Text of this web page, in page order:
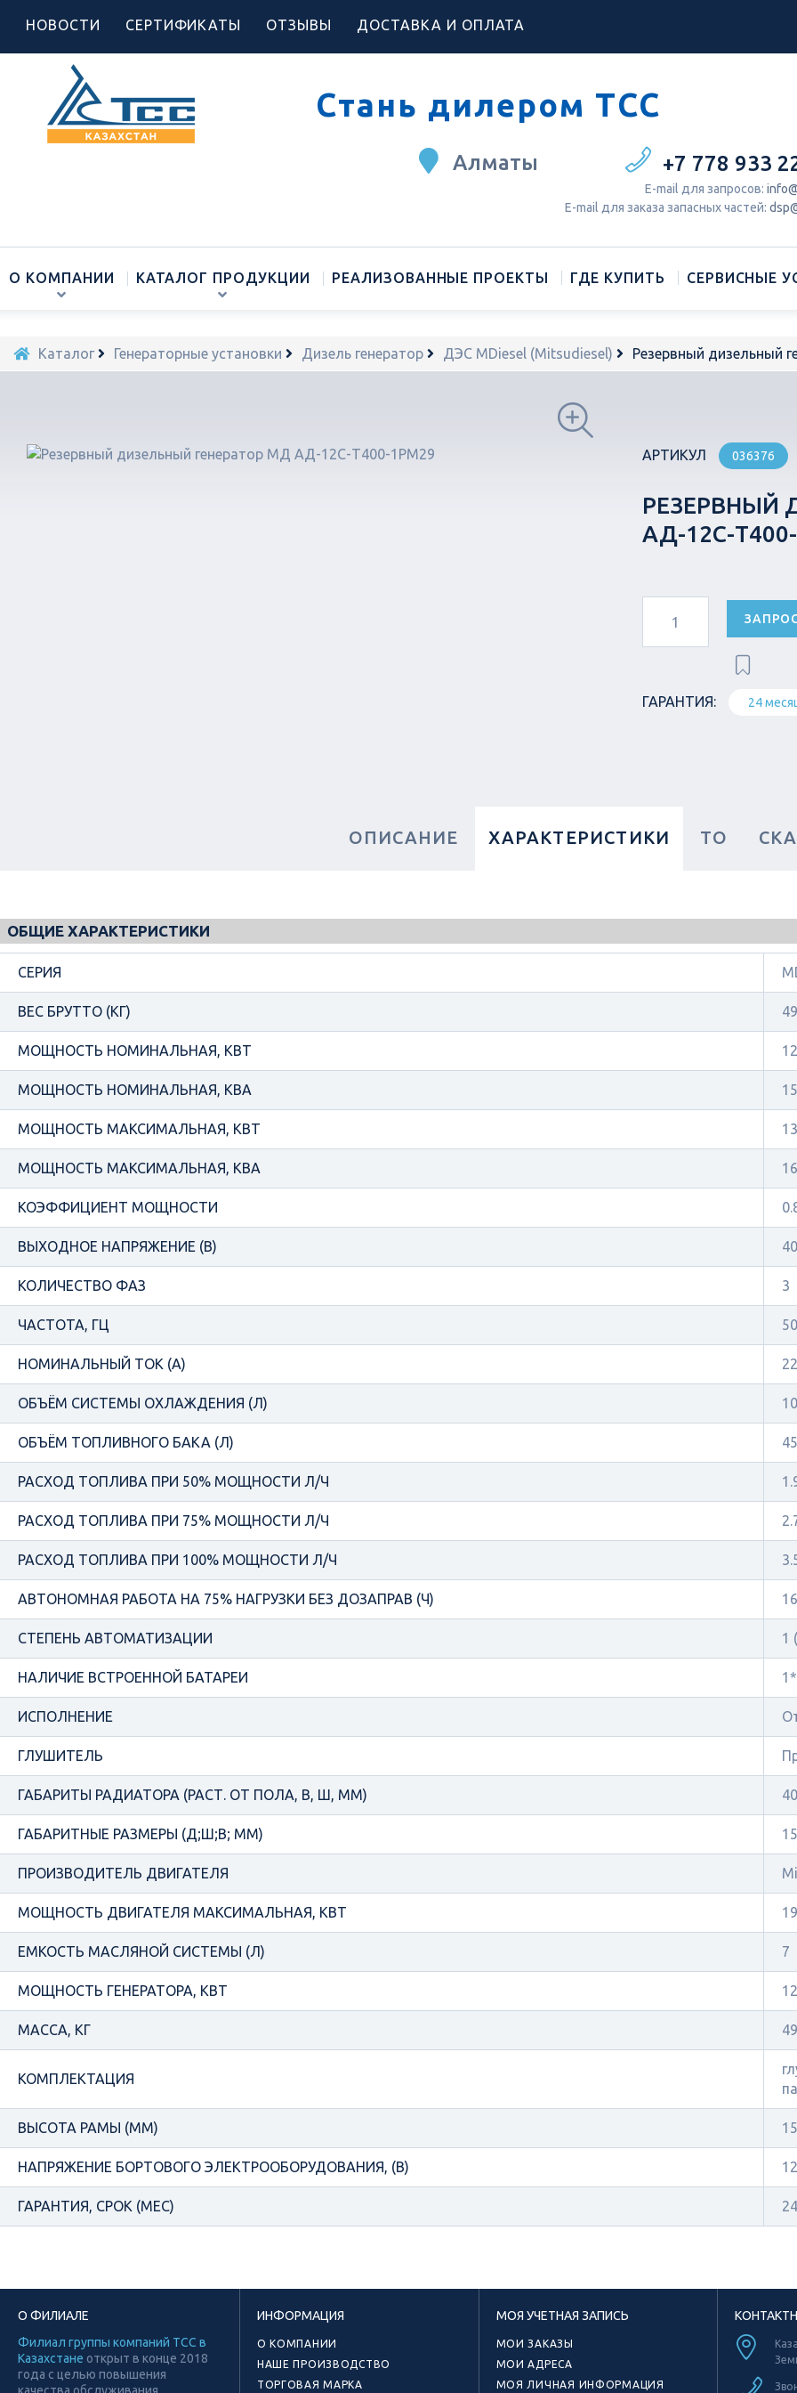
НОВОСТИ СЕРТИФИКАТЫ ОТЗЫВЫ ДОСТАВКА И ОПЛАТА
Стань дилером ТСС
+7 778 933
Е-mail для запросов:
Е-mail для заказа запасных частей:
Алматы
О КОМПАНИИ КАТАЛОГ ПРОДУКЦИИ РЕАЛИЗОВАННЫЕ ПРОЕКТЫ ГДЕ КУПИТЬ СЕРВИСНЫЕ
Каталог Генераторные установки Дизель генератор ДЭС MDiesel (Mitsudiesel) Резервный дизельный
АРТИКУЛ 036376
РЕЗЕРВНЫЙ
АД-12С-
ГАРАНТИЯ: 24
ОПИСАНИЕ ХАРАКТЕРИСТИКИ ТО
ОБЩИЕ ХАРАКТЕРИСТИКИ
СЕРИЯ
ВЕС БРУТТО (КГ)
МОЩНОСТЬ НОМИНАЛЬНАЯ, КВТ 12
МОЩНОСТЬ НОМИНАЛЬНАЯ, КВА 15
МОЩНОСТЬ МАКСИМАЛЬНАЯ, КВТ
МОЩНОСТЬ МАКСИМАЛЬНАЯ, КВА
КОЭФФИЦИЕНТ МОЩНОСТИ
ВЫХОДНОЕ НАПРЯЖЕНИЕ (В)
КОЛИЧЕСТВО ФАЗ 3
ЧАСТОТА, ГЦ 50
НОМИНАЛЬНЫЙ ТОК (А) 22
ОБЪЁМ СИСТЕМЫ ОХЛАЖДЕНИЯ (Л) 10
ОБЪЁМ ТОПЛИВНОГО БАКА (Л) 45
РАСХОД ТОПЛИВА ПРИ 50% МОЩНОСТИ Л/Ч
РАСХОД ТОПЛИВА ПРИ 75% МОЩНОСТИ Л/Ч
РАСХОД ТОПЛИВА ПРИ 100% МОЩНОСТИ Л/Ч
АВТОНОМНАЯ РАБОТА НА 75% НАГРУЗКИ БЕЗ ДОЗАПРАВ (Ч)
СТЕПЕНЬ АВТОМАТИЗАЦИИ 1
НАЛИЧИЕ ВСТРОЕННОЙ БАТАРЕИ
ИСПОЛНЕНИЕ
ГЛУШИТЕЛЬ
ГАБАРИТЫ РАДИАТОРА (РАСТ. ОТ ПОЛА, В, Ш, ММ)
ГАБАРИТНЫЕ РАЗМЕРЫ (Д;Ш;В; ММ)
ПРОИЗВОДИТЕЛЬ ДВИГАТЕЛЯ
МОЩНОСТЬ ДВИГАТЕЛЯ МАКСИМАЛЬНАЯ, КВТ
ЕМКОСТЬ МАСЛЯНОЙ СИСТЕМЫ (Л) 7
МОЩНОСТЬ ГЕНЕРАТОРА, КВТ
МАССА, КГ
КОМПЛЕКТАЦИЯ
ВЫСОТА РАМЫ (ММ)
НАПРЯЖЕНИЕ БОРТОВОГО ЭЛЕКТРООБОРУДОВАНИЯ, (В) 12
ГАРАНТИЯ, СРОК (МЕС)
О ФИЛИАЛЕ
Филиал группы компаний ТСС в
Казахстане открыт в конце 2018
года с целью повышения
ИНФОРМАЦИЯ
О КОМПАНИИ
НАШЕ ПРОИЗВОДСТВО
ТОРГОВАЯ МАРКА
МОЯ УЧЕТНАЯ ЗАПИСЬ
МОИ ЗАКАЗЫ
МОИ АДРЕСА
МОЯ ЛИЧНАЯ ИНФОРМАЦИЯ